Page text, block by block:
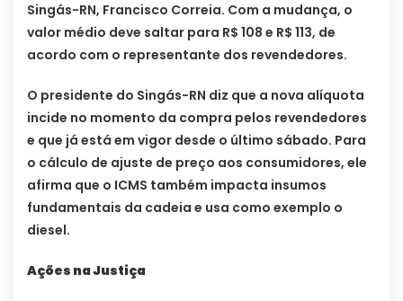
Singás-RN, Francisco Correia. Com a mudança, o
valor médio deve saltar para R$ 108 e R$ 113, de
acordo com o representante dos revendedores.
O presidente do Singás-RN diz que a nova alíquota
incide no momento da compra pelos revendedores
e que já está em vigor desde o último sábado. Para
o cálculo de ajuste de preço aos consumidores, ele
afirma que o ICMS também impacta insumos
fundamentais da cadeia e usa como exemplo o
diesel.
Ações na Justiça